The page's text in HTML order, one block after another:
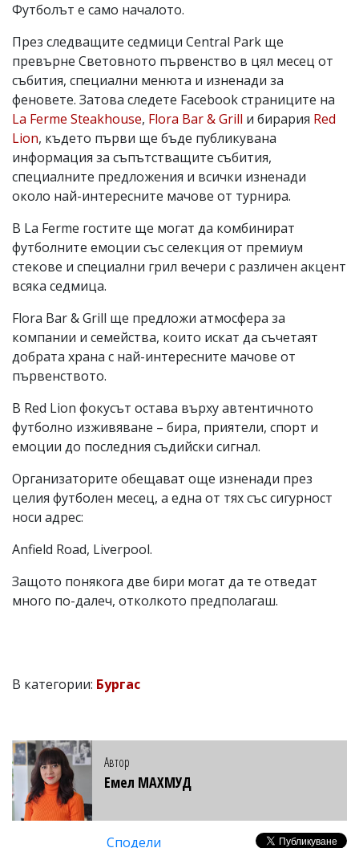
Футболът е само началото.
През следващите седмици Central Park ще
превърне Световното първенство в цял месец от
събития, специални менюта и изненади за
феновете. Затова следете Facebook страниците на
La Ferme Steakhouse, Flora Bar & Grill и бирария Red
Lion, където първи ще бъде публикувана
информация за съпътстващите събития,
специалните предложения и всички изненади
около най-интересните мачове от турнира.
В La Ferme гостите ще могат да комбинират
футболните емоции със селекция от премиум
стекове и специални грил вечери с различен акцент
всяка седмица.
Flora Bar & Grill ще предложи атмосфера за
компании и семейства, които искат да съчетаят
добрата храна с най-интересните мачове от
първенството.
В Red Lion фокусът остава върху автентичното
футболно изживяване – бира, приятели, спорт и
емоции до последния съдийски сигнал.
Организаторите обещават още изненади през
целия футболен месец, а една от тях със сигурност
носи адрес:
Anfield Road, Liverpool.
Защото понякога две бири могат да те отведат
много по-далеч, отколкото предполагаш.
В категории: Бургас
Автор
Емел МАХМУД
Сподели